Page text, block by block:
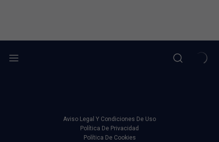
Aviso Legal Y Condiciones De Uso
Política De Privacidad
Política De Cookies